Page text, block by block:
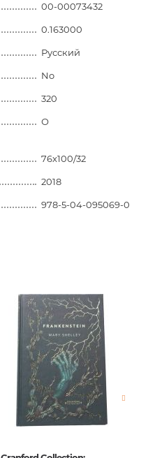
00-00073432
0.163000
Русский
No
320
О
76x100/32
2018
978-5-04-095069-0